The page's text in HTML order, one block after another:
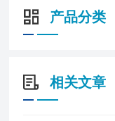
产品分类
相关文章